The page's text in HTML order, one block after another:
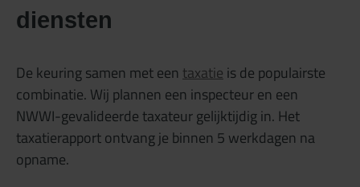
diensten
De keuring samen met een taxatie is de populairste
combinatie. Wij plannen een inspecteur en een
NWWI-gevalideerde taxateur gelijktijdig in. Het
taxatierapport ontvang je binnen 5 werkdagen na
opname.